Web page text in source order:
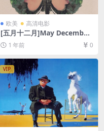
欧美 高清电影
[五月十二月]May December
(2023)[百度网盘+夸克网盘10
80P超清未删减资源][网盘在
线播放/下载][MP4/7.5GB][中
英字幕]
1 年前 0
VIP